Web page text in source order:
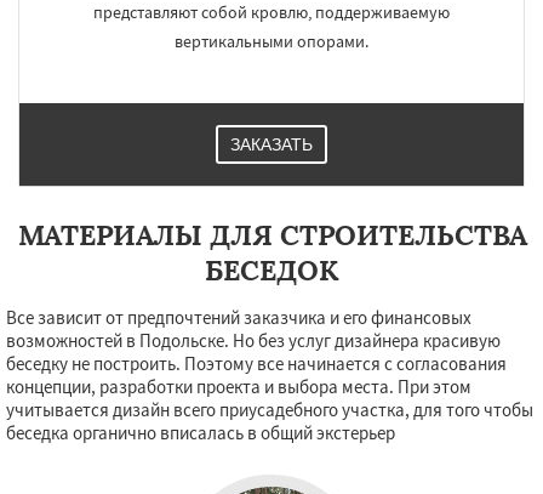
представляют собой кровлю, поддерживаемую
вертикальными опорами.
ЗАКАЗАТЬ
МАТЕРИАЛЫ ДЛЯ СТРОИТЕЛЬСТВА
БЕСЕДОК
Все зависит от предпочтений заказчика и его финансовых
возможностей в Подольске. Но без услуг дизайнера красивую
беседку не построить. Поэтому все начинается с согласования
концепции, разработки проекта и выбора места. При этом
учитывается дизайн всего приусадебного участка, для того чтобы
беседка органично вписалась в общий экстерьер